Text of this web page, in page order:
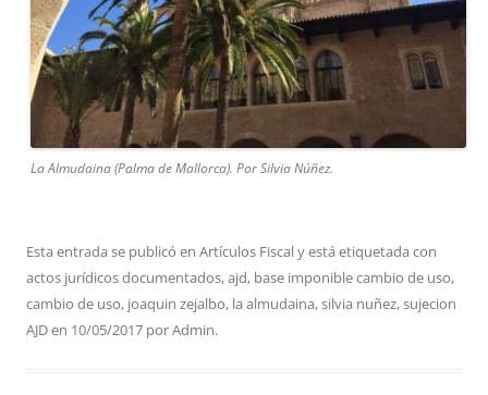
La Almudaina (Palma de Mallorca). Por Silvia Núñez.
Esta entrada se publicó en Artículos Fiscaly está etiquetada con
actos jurídicos documentados,ajd, base imponible cambio de uso,
cambio de uso, joaquin zejalbo, la almudaina,silvia nuñez,sujecion
AJDen 10/05/2017 porAdmin.